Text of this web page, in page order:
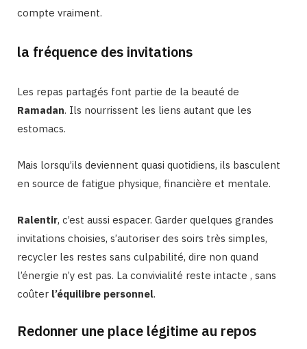
compte vraiment.
la fréquence des invitations
Les repas partagés font partie de la beauté de
Ramadan. Ils nourrissent les liens autant que les
estomacs.
Mais lorsqu’ils deviennent quasi quotidiens, ils basculent
en source de fatigue physique, financière et mentale.
Ralentir, c’est aussi espacer. Garder quelques grandes
invitations choisies, s’autoriser des soirs très simples,
recycler les restes sans culpabilité, dire non quand
l’énergie n’y est pas. La convivialité reste intacte , sans
coûter l’équilibre personnel.
Redonner une place légitime au repos